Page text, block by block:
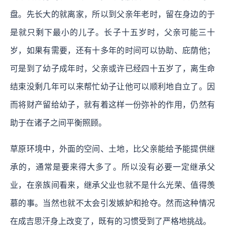
盘。先长大的就离家，所以到父亲年老时，留在身边的于
是就只剩下最小的儿子。长子十五岁时，父亲可能三十
岁，如果有需要，还有十多年的时间可以协助、庇荫他；
可是到了幼子成年时，父亲或许已经四十五岁了，离生命
结束没剩几年可以来帮忙幼子让他可以顺利地自立了。因
而将财产留给幼子，就有着这样一份弥补的作用，仍然有
助于在诸子之间平衡照顾。
草原环境中，外面的空间、土地，比父亲能给予能提供继
承的，通常是要来得大多了。所以没有必要一定继承父
业，在亲族间看来，继承父业也就不是什么光荣、值得羡
慕的事。当然也就不太会引发嫉妒和抢夺。然而这种情况
在成吉思汗身上改变了，既有的习惯受到了严格地挑战。